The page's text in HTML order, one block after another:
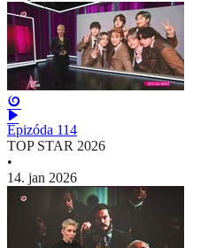
Epizóda 114
TOP STAR 2026
•
14. jan 2026